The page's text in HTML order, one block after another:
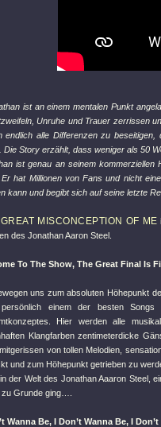
ist an einem mentalen Punkt
Unruhe und Trauer zerrissen
endlich alle Differenzen zu
Die Story erzählt, dass weniger als 50
ist genau an seinem
hat Millionen von Fans und nicht
kann und begibt sich auf seine letzte
MISCONCEPTION OF ME
des Jonathan Aaron Steel.
To The Show, The Great Final Is
uns zum absoluten Höhepunkt
einem der besten
Hier werden alle
Klangfarben zentimeterdicke
von tollen Melodien,
und zum Höhepunkt getrieben zu
der Welt des Jonathan Aaaron Steel,
Grunde ging….
Wanna Be, I Don’t Wanna Be, I